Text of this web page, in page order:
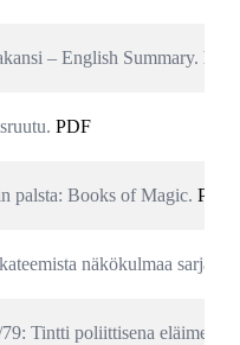
– English Summary. PDF
PDF
palsta: Books of Magic. PDF
näkökulmaa
Tintti poliittisena eläimenä.